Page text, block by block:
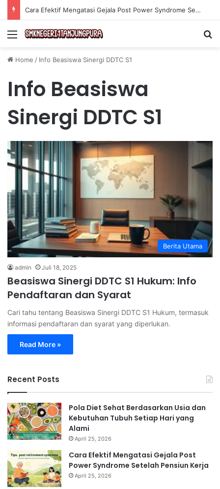
Cara Efektif Mengatasi Gejala Post Power Syndrome Setelah Pensiun Kerja
Menu
Home / Info Beasiswa Sinergi DDTC S1
Info Beasiswa
Sinergi DDTC S1
Berita Utama
admin Juli 18, 2025
Beasiswa Sinergi DDTC S1 Hukum: Info
Pendaftaran dan Syarat
Cari tahu tentang Beasiswa Sinergi DDTC S1 Hukum, termasuk
informasi pendaftaran dan syarat yang diperlukan.
Read More »
Recent Posts
Pola Diet Sehat Berdasarkan Usia dan
Kebutuhan Tubuh Setiap Hari yang
Alami
April 25, 2026
Cara Efektif Mengatasi Gejala Post
Power Syndrome Setelah Pensiun Kerja
April 25, 2026